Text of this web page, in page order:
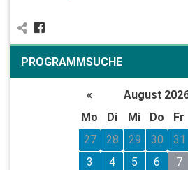
PROGRAMMSUCHE
« August
Mo
Di Mi Do Fr
27
28 29 30 31
3
4 5 6 7